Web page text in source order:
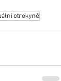
otrokyně